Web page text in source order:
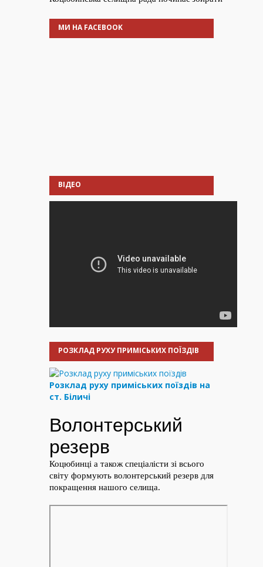
МИ НА FACEBOOK
ВІДЕО
РОЗКЛАД РУХУ ПРИМІСЬКИХ ПОЇЗДІВ
Розклад руху приміських поїздів на
ст. Біличі